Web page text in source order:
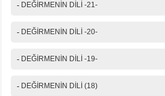
- DEĞİRMENİN DİLİ -21-
- DEĞİRMENİN DİLİ -20-
- DEĞİRMENİN DİLİ -19-
- DEĞİRMENİN DİLİ (18)